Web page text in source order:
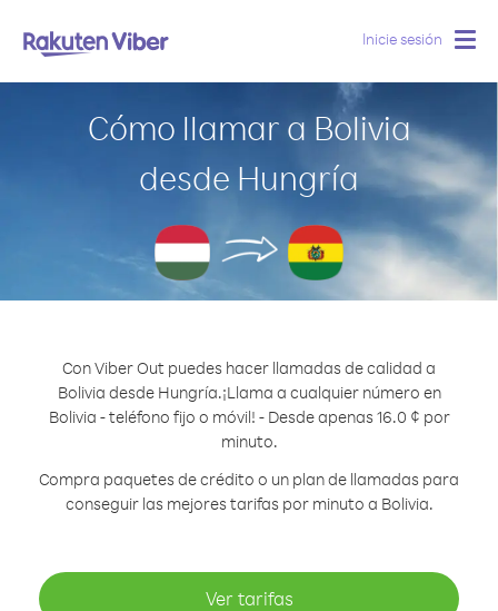
Inicie sesión
Cómo llamar a Bolivia
desde Hungría
Con Viber Out puedes hacer llamadas de calidad a
Bolivia desde Hungría.¡Llama a cualquier número en
Bolivia - teléfono fijo o móvil! - Desde apenas 16.0 ¢ por
minuto.
Compra paquetes de crédito o un plan de llamadas para
conseguir las mejores tarifas por minuto a Bolivia.
Ver tarifas